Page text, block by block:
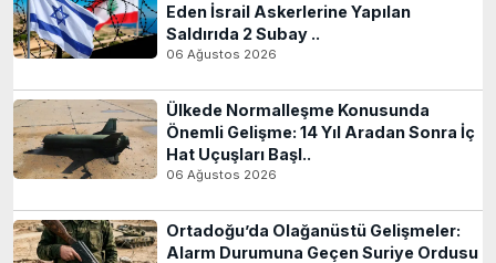
Eden İsrail Askerlerine Yapılan
Saldırıda 2 Subay ..
06 Ağustos 2026
Ülkede Normalleşme Konusunda
Önemli Gelişme: 14 Yıl Aradan Sonra İç
Hat Uçuşları Başl..
06 Ağustos 2026
Ortadoğu’da Olağanüstü Gelişmeler:
Alarm Durumuna Geçen Suriye Ordusu